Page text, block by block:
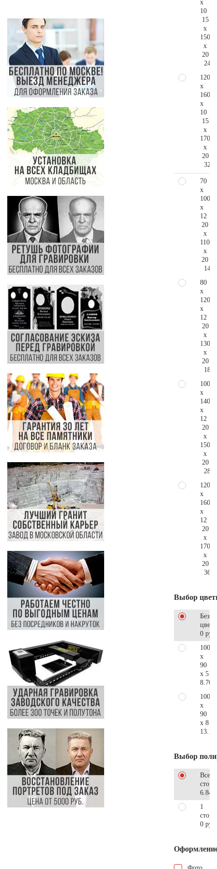
x
10
15
x
150
x
20
120
x
160
x
10
15
x
170
x
20
70
x
100
x
12
20
x
110
x
20
80
x
120
x
12
20
x
130
x
20
100
x
140
x
12
20
x
150
x
20
120
x
160
x
12
20
x
170
x
20
Выбор
Без
0 руб.
100
x
90
x 5
100
x
90
x 8
Выбор
Все
1
0 руб.